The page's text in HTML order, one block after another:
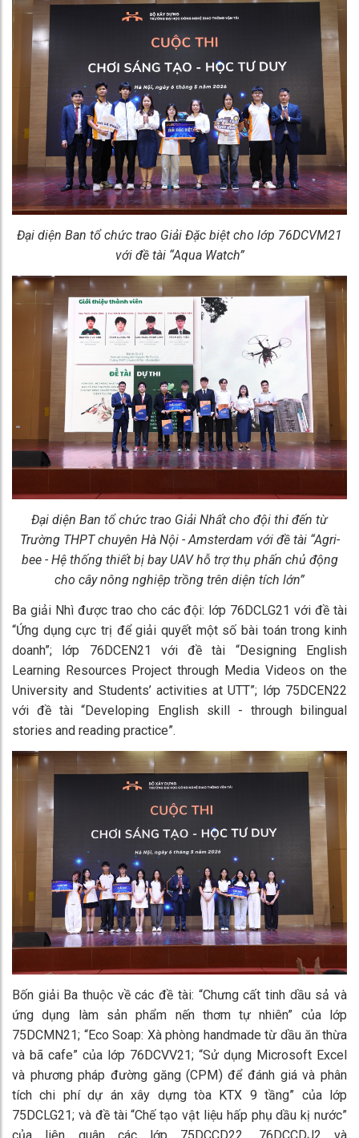
Đại diện Ban tổ chức trao Giải Đặc biệt cho lớp 76DCVM21
với đề tài “Aqua Watch”
Đại diện Ban tổ chức trao Giải Nhất cho đội thi đến từ
Trường THPT chuyên Hà Nội - Amsterdam với đề tài “Agri-
bee - Hệ thống thiết bị bay UAV hỗ trợ thụ phấn chủ động
cho cây nông nghiệp trồng trên diện tích lớn”
Ba giải Nhì được trao cho các đội: lớp 76DCLG21 với đề tài
“Ứng dụng cực trị để giải quyết một số bài toán trong kinh
doanh”; lớp 76DCEN21 với đề tài “Designing English
Learning Resources Project through Media Videos on the
University and Students’ activities at UTT”; lớp 75DCEN22
với đề tài “Developing English skill - through bilingual
stories and reading practice”.
Bốn giải Ba thuộc về các đề tài: “Chưng cất tinh dầu sả và
ứng dụng làm sản phẩm nến thơm tự nhiên” của lớp
75DCMN21; “Eco Soap: Xà phòng handmade từ dầu ăn thừa
và bã cafe” của lớp 76DCVV21; “Sử dụng Microsoft Excel
và phương pháp đường găng (CPM) để đánh giá và phân
tích chi phí dự án xây dựng tòa KTX 9 tầng” của lớp
75DCLG21; và đề tài “Chế tạo vật liệu hấp phụ dầu kị nước”